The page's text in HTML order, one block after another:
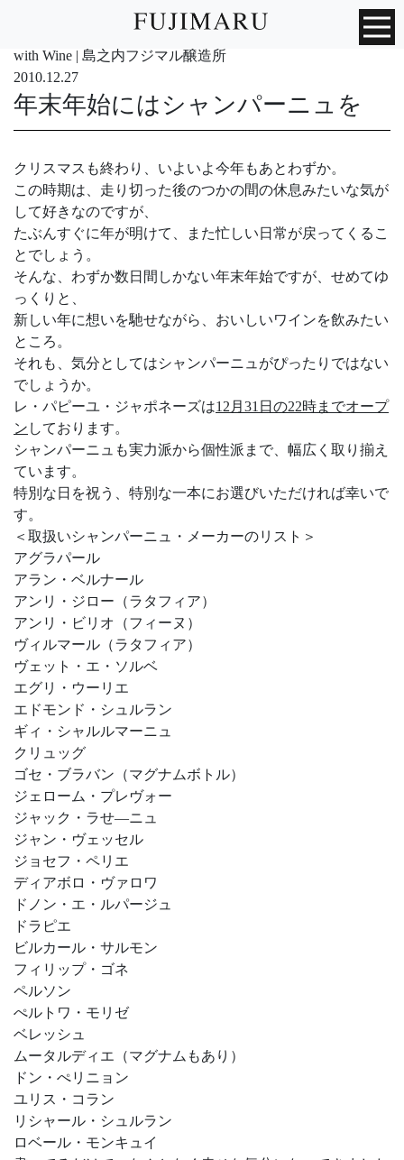
with Wine | 島之内フジマル醸造所
2010.12.27
年末年始にはシャンパーニュを
クリスマスも終わり、いよいよ今年もあとわずか。
この時期は、走り切った後のつかの間の休息みたいな気が
して好きなのですが、
たぶんすぐに年が明けて、また忙しい日常が戻ってくるこ
とでしょう。
そんな、わずか数日間しかない年末年始ですが、せめてゆ
っくりと、
新しい年に想いを馳せながら、おいしいワインを飲みたい
ところ。
それも、気分としてはシャンパーニュがぴったりではない
でしょうか。
レ・パピーユ・ジャポネーズは12月31日の22時までオープ
ン しております。
シャンパーニュも実力派から個性派まで、幅広く取り揃え
ています。
特別な日を祝う、特別な一本にお選びいただければ幸いで
す。
＜取扱いシャンパーニュ・メーカーのリスト＞
アグラパール
アラン・ベルナール
アンリ・ジロー（ラタフィア）
アンリ・ビリオ（フィーヌ）
ヴィルマール（ラタフィア）
ヴェット・エ・ソルベ
エグリ・ウーリエ
エドモンド・シュルラン
ギィ・シャルルマーニュ
クリュッグ
ゴセ・ブラバン（マグナムボトル）
ジェローム・プレヴォー
ジャック・ラせ―ニュ
ジャン・ヴェッセル
ジョセフ・ペリエ
ディアボロ・ヴァロワ
ドノン・エ・ルパージュ
ドラピエ
ビルカール・サルモン
フィリップ・ゴネ
ペルソン
ぺルトワ・モリゼ
ベレッシュ
ムータルディエ（マグナムもあり）
ドン・ぺリニョン
ユリス・コラン
リシャール・シュルラン
ロベール・モンキュイ